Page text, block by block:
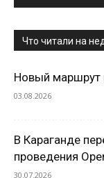
Что читали на
Новый маршрут
03.08.2026
В Караганде
проведения
30.07.2026